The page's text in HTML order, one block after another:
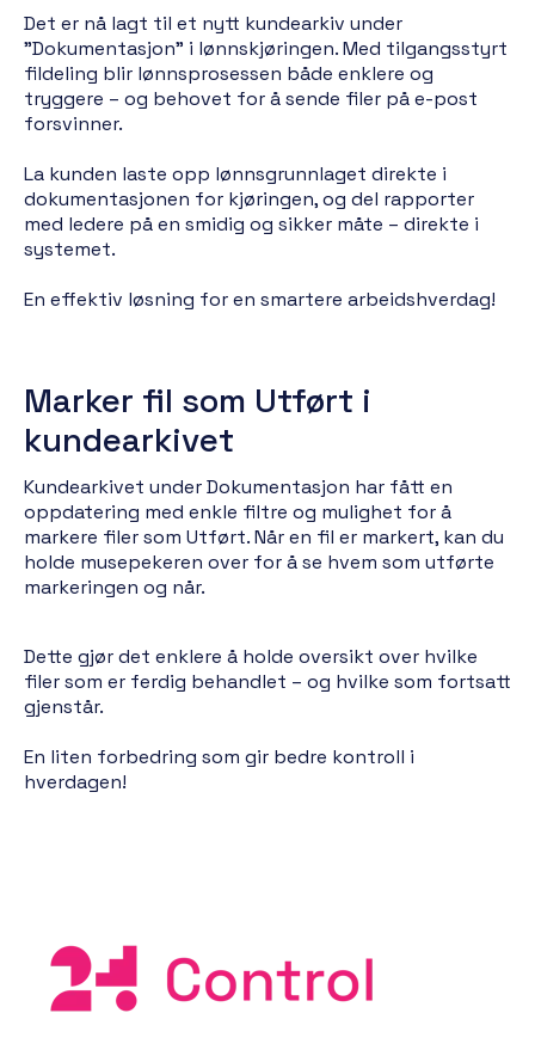
Det er nå lagt til et nytt kundearkiv under
"Dokumentasjon" i lønnskjøringen. Med tilgangsstyrt
fildeling blir lønnsprosessen både enklere og
tryggere – og behovet for å sende filer på e-post
forsvinner.
La kunden laste opp lønnsgrunnlaget direkte i
dokumentasjonen for kjøringen, og del rapporter
med ledere på en smidig og sikker måte – direkte i
systemet.
En effektiv løsning for en smartere arbeidshverdag!
Marker fil som Utført i
kundearkivet
Kundearkivet under Dokumentasjon har fått en
oppdatering med enkle filtre og mulighet for å
markere filer som Utført. Når en fil er markert, kan du
holde musepekeren over for å se hvem som utførte
markeringen og når.
Dette gjør det enklere å holde oversikt over hvilke
filer som er ferdig behandlet – og hvilke som fortsatt
gjenstår.
En liten forbedring som gir bedre kontroll i
hverdagen!